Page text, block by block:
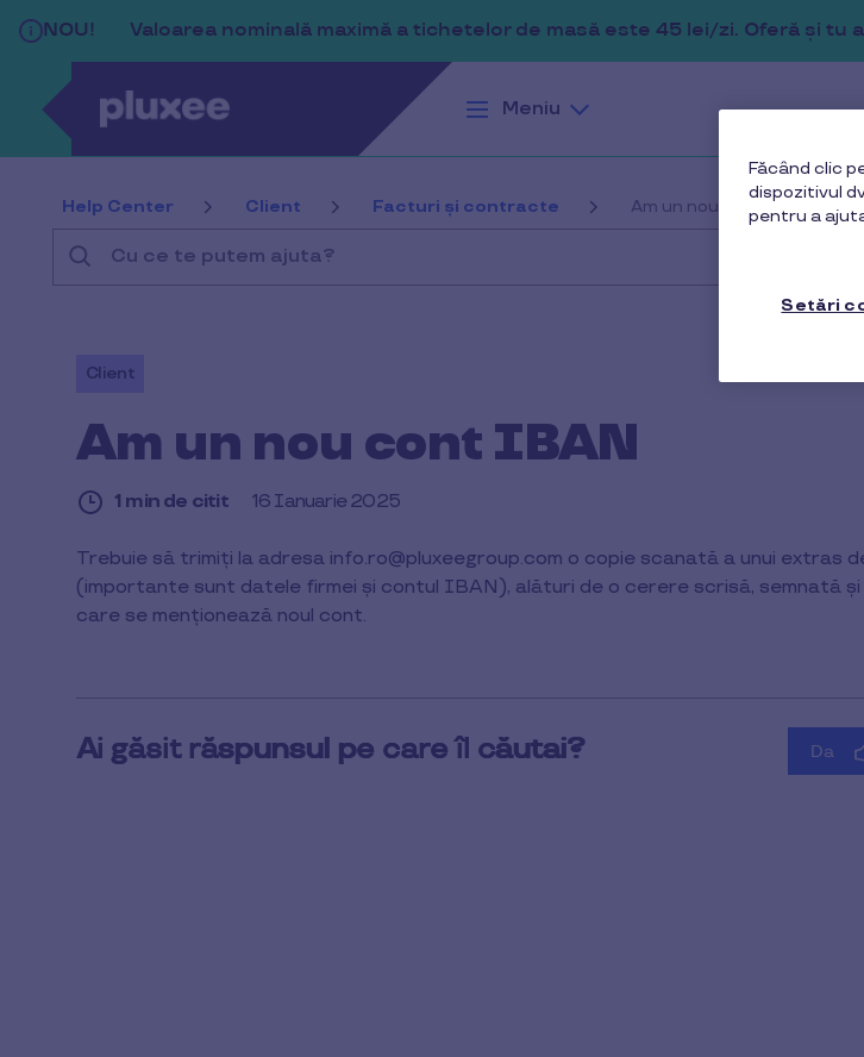
Sari la conținutul principal
Meniu
Help Center Client Facturi și contracte Am un nou cont IBAN
putem
Client
Am un nou cont IBAN
1 min de citit 16 Ianuarie 2025
1
min
de
citit
Trebuie să trimiți la adresa info.ro@pluxeegroup.com o copie scanată a unui extras
(importante sunt datele firmei și contul IBAN), alături de o cerere scrisă, semnată
care se menționează noul cont.
NOU! Valoarea nominală maximă a tichetelor de masă este 45 lei/zi. Oferă și tu
Făcând clic
dispozitivul
pentru a
Setări